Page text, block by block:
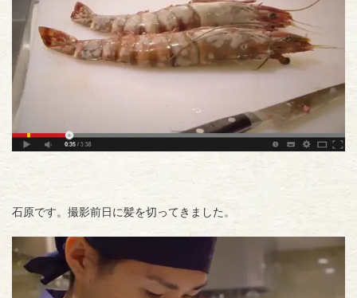
石原です。撮影前日に髪を切ってきました。